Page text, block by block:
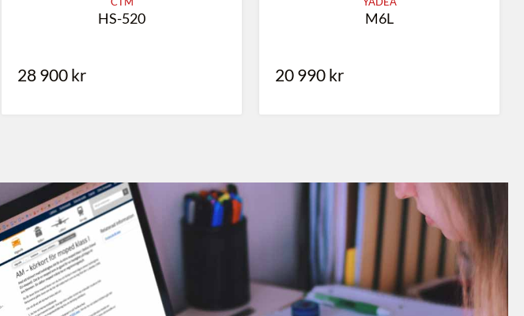
M6L
20 990 kr
HS-925
37 900 kr